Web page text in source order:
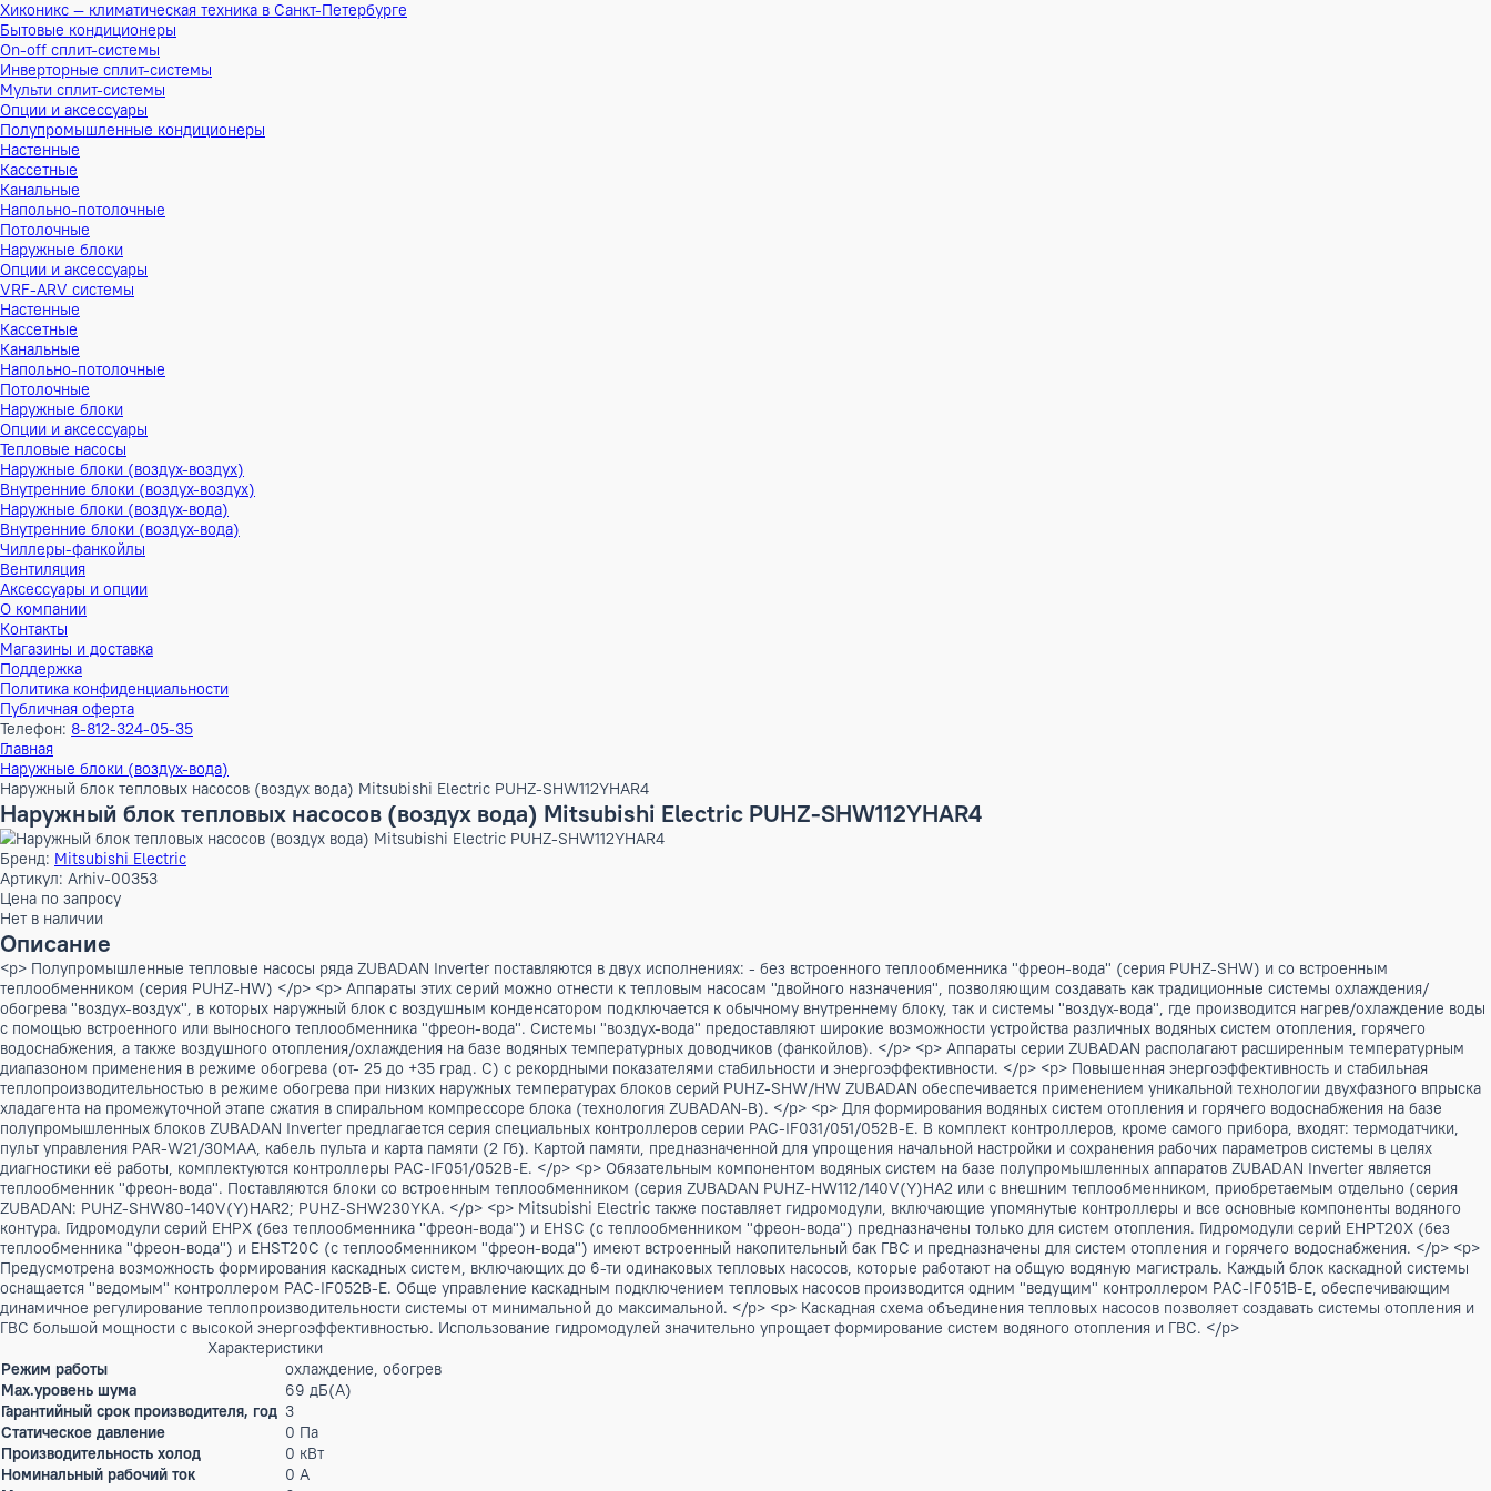
Хиконикс — климатическая техника в Санкт-Петербурге
Бытовые кондиционеры
On-off сплит-системы
Инверторные сплит-системы
Мульти сплит-системы
Опции и аксессуары
Полупромышленные кондиционеры
Настенные
Кассетные
Канальные
Напольно-потолочные
Потолочные
Наружные блоки
Опции и аксессуары
VRF-ARV системы
Настенные
Кассетные
Канальные
Напольно-потолочные
Потолочные
Наружные блоки
Опции и аксессуары
Тепловые насосы
Наружные блоки (воздух-воздух)
Внутренние блоки (воздух-воздух)
Наружные блоки (воздух-вода)
Внутренние блоки (воздух-вода)
Чиллеры-фанкойлы
Вентиляция
Аксессуары и опции
О компании
Контакты
Магазины и доставка
Поддержка
Политика конфиденциальности
Публичная оферта
Телефон:8-812-324-05-35
Главная
Наружные блоки (воздух-вода)
Наружный блок тепловых насосов (воздух вода) Mitsubishi Electric PUHZ-SHW112YHAR4
Наружный блок тепловых насосов (воздух вода) Mitsubishi Electric PUHZ-SHW112YHAR4
Бренд:Mitsubishi Electric
Артикул: Arhiv-00353
Цена по запросу
Нет в наличии
Описание
<p> Полупромышленные тепловые насосы ряда ZUBADAN Inverter поставляются в двух исполнениях: - без встроенного теплообменника "фреон-вода" (серия PUHZ-SHW) и со
теплообменником (серия PUHZ-HW) </p> <p> Аппараты этих серий можно отнести к тепловым насосам "двойного назначения", позволяющим создавать как традиционные системы
обогрева "воздух-воздух", в которых наружный блок с воздушным конденсатором подключается к обычному внутреннему блоку, так и системы "воздух-вода", где производится
с помощью встроенного или выносного теплообменника "фреон-вода". Системы "воздух-вода" предоставляют широкие возможности устройства различных водяных систем
водоснабжения, а также воздушного отопления/охлаждения на базе водяных температурных доводчиков (фанкойлов). </p> <p> Аппараты серии ZUBADAN располагают
диапазоном применения в режиме обогрева (от- 25 до +35 град. С) с рекордными показателями стабильности и энергоэффективности. </p> <p> Повышенная энергоэффективность
теплопроизводительностью в режиме обогрева при низких наружных температурах блоков серий PUHZ-SHW/HW ZUBADAN обеспечивается применением уникальной технологии
хладагента на промежуточной этапе сжатия в спиральном компрессоре блока (технология ZUBADAN-B). </p> <p> Для формирования водяных систем отопления и горячего
полупромышленных блоков ZUBADAN Inverter предлагается серия специальных контроллеров серии PAC-IF031/051/052B-E. В комплект контроллеров, кроме самого прибора,
пульт управления PAR-W21/30MAA, кабель пульта и карта памяти (2 Гб). Картой памяти, предназначенной для упрощения начальной настройки и сохранения рабочих параметров
диагностики её работы, комплектуются контроллеры PAC-IF051/052B-E. </p> <p> Обязательным компонентом водяных систем на базе полупромышленных аппаратов ZUBADAN
теплообменник "фреон-вода". Поставляются блоки со встроенным теплообменником (серия ZUBADAN PUHZ-HW112/140V(Y)HA2 или с внешним теплообменником, приобретаемым
ZUBADAN: PUHZ-SHW80-140V(Y)HAR2; PUHZ-SHW230YKA. </p> <p> Mitsubishi Electric также поставляет гидромодули, включающие упомянутые контроллеры и все основные
контура. Гидромодули серий EHPX (без теплообменника "фреон-вода") и EHSC (c теплообменником "фреон-вода") предназначены только для систем отопления. Гидромодули
теплообменника "фреон-вода") и EHST20C (c теплообменником "фреон-вода") имеют встроенный накопительный бак ГВС и предназначены для систем отопления и горячего
Предусмотрена возможность формирования каскадных систем, включающих до 6-ти одинаковых тепловых насосов, которые работают на общую водяную магистраль. Каждый блок
оснащается "ведомым" контроллером PAC-IF052B-E. Обще управление каскадным подключением тепловых насосов производится одним "ведущим" контроллером PAC-IF051B-E,
динамичное регулирование теплопроизводительности системы от минимальной до максимальной. </p> <p> Каскадная схема объединения тепловых насосов позволяет создавать
ГВС большой мощности с высокой энергоэффективностью. Использование гидромодулей значительно упрощает формирование систем водяного отопления и ГВС. </p>